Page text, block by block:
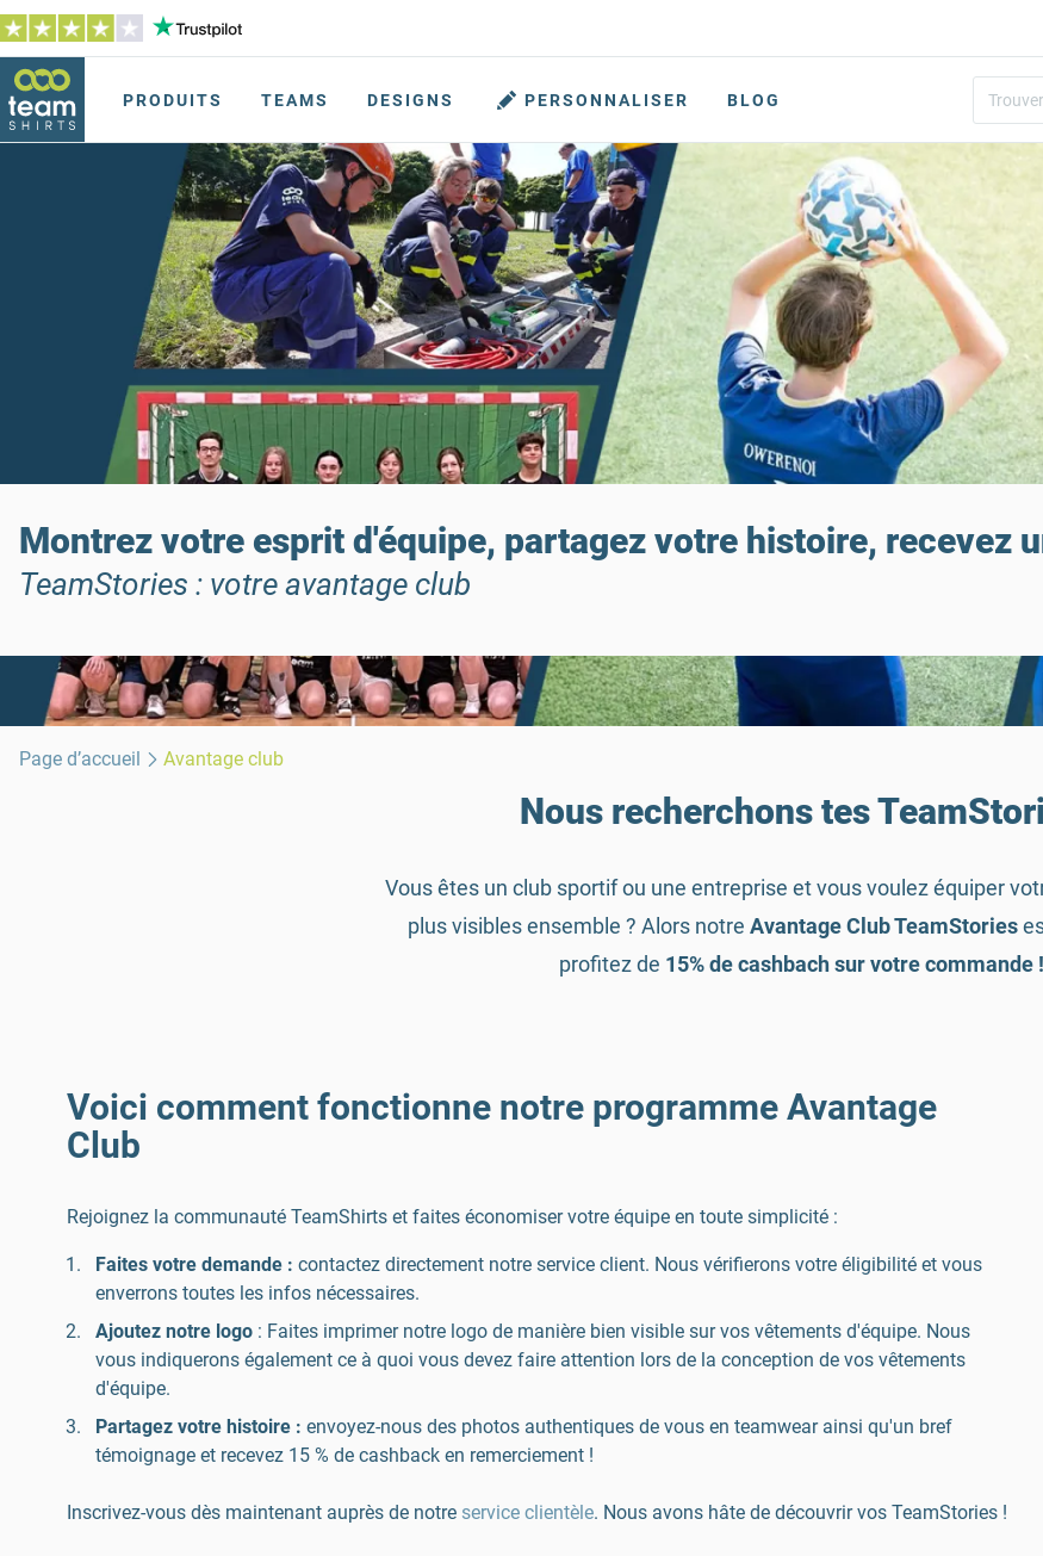
PRODUITS TEAMS DESIGNS PERSONNALISER BLOG
Montrez votre esprit d'équipe, partagez votre histoire, recevez
TeamStories : votre avantage club
Page d’accueil Avantage club
Nous recherchons tes
Vous êtes un club sportif ou une entreprise et vous voulez équiper
plus visibles ensemble ? Alors notre Avantage Club TeamStories
profitez de 15% de cashbach sur votre commande !
Voici comment fonctionne notre programme Avantage
Club
Rejoignez la communauté TeamShirts et faites économiser votre équipe en toute simplicité :
Faites votre demande : contactez directement notre service client. Nous vérifierons votre éligibilité et vous
enverrons toutes les infos nécessaires.
Ajoutez notre logo : Faites imprimer notre logo de manière bien visible sur vos vêtements d'équipe. Nous
vous indiquerons également ce à quoi vous devez faire attention lors de la conception de vos vêtements
d'équipe.
Partagez votre histoire : envoyez-nous des photos authentiques de vous en teamwear ainsi qu'un bref
témoignage et recevez 15 % de cashback en remerciement !
Inscrivez-vous dès maintenant auprès de notre service clientèle. Nous avons hâte de découvrir vos TeamStories !